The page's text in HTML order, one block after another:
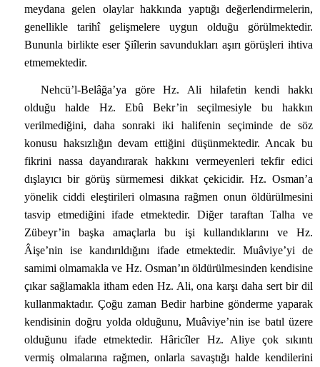
meydana gelen olaylar hakkında yaptığı değerlendirmelerin,
genellikle tarihî gelişmelere uygun olduğu görülmektedir.
Bununla birlikte eser Şiîlerin savundukları aşırı görüşleri ihtiva
etmemektedir.
Nehcü’l-Belâğa’ya göre Hz. Ali hilafetin kendi hakkı
olduğu halde Hz. Ebû Bekr’in seçilmesiyle bu hakkın
verilmediğini, daha sonraki iki halifenin seçiminde de söz
konusu haksızlığın devam ettiğini düşünmektedir. Ancak bu
fikrini nassa dayandırarak hakkını vermeyenleri tekfir edici
dışlayıcı bir görüş sürmemesi dikkat çekicidir. Hz. Osman’a
yönelik ciddi eleştirileri olmasına rağmen onun öldürülmesini
tasvip etmediğini ifade etmektedir. Diğer taraftan Talha ve
Zübeyr’in başka amaçlarla bu işi kullandıklarını ve Hz.
Âişe’nin ise kandırıldığını ifade etmektedir. Muâviye’yi de
samimi olmamakla ve Hz. Osman’ın öldürülmesinden kendisine
çıkar sağlamakla itham eden Hz. Ali, ona karşı daha sert bir dil
kullanmaktadır. Çoğu zaman Bedir harbine gönderme yaparak
kendisinin doğru yolda olduğunu, Muâviye’nin ise batıl üzere
olduğunu ifade etmektedir. Hâricîler Hz. Aliye çok sıkıntı
vermiş olmalarına rağmen, onlarla savaştığı halde kendilerini